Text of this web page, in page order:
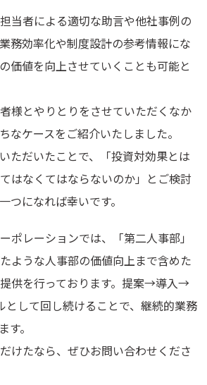
当者による適切な助言や他社事例の
務効率化や制度設計の参考情報にな
価値を向上させていくことも可能と
様とやりとりをさせていただくなか
なケースをご紹介いたしました。
ただいたことで、「投資対効果とは
はなくてはならないのか」とご検討
つになれば幸いです。
ポレーションでは、「第二人事部」
ような人事部の価値向上まで含めた
供を行っております。提案→導入→
として回し続けることで、継続的業務
。
けたなら、ぜひお問い合わせくださ